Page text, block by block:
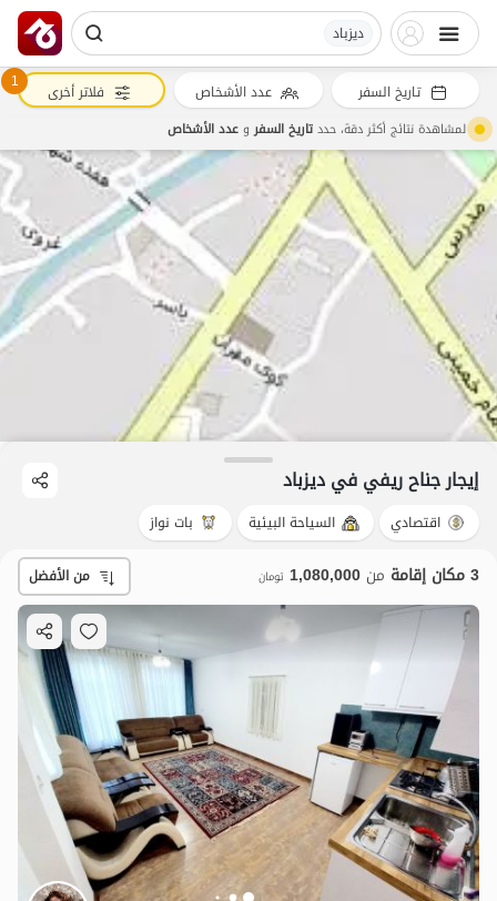
دیزباد
إيجار جناح ريفي في دیزباد
اقتصادي السياحة البيئية بات نواز
3 مكان إقامة من 1,080,000 تومان من الأفضل
تاريخ السفر عدد الأشخاص 1 فلاتر أخرى
لمشاهدة نتائج أكثر دقة، حددتاريخ السفروعدد الأشخاص